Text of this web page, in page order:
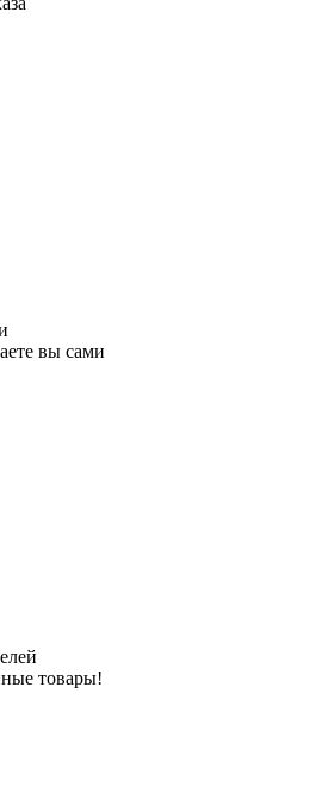
вы сами
товары!